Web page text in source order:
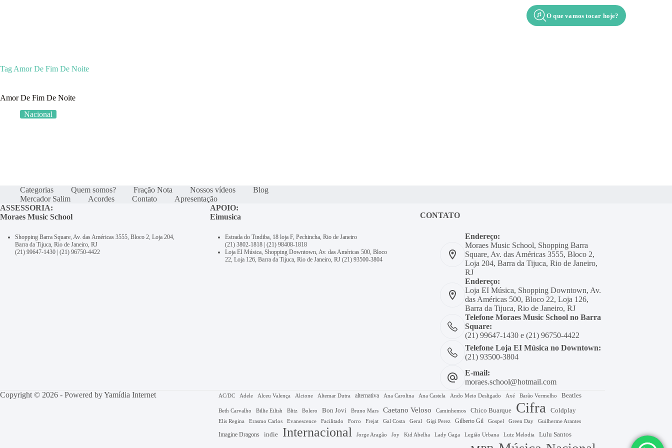
O que vamos tocar hoje?
Tag Amor De Fim De Noite
Amor De Fim De Noite
Nacional
Categorias Quem somos? Fração Nota Nossos vídeos
Blog
Mercador Salim
Acordes Contato
Apresentação
ASSESSORIA:
Moraes Music School
Shopping Barra Square, Av. das Américas 3555, Bloco 2, Loja 204,
Barra da Tijuca, Rio de Janeiro, RJ
(21) 99647-1430 | (21) 96750-4422
APOIO:
Eimusica
Estrada do Tindiba, 18 loja F, Pechincha, Rio de Janeiro
(21) 3802-1818| (21) 98408-1818
Loja EI Música, Shopping Downtown, Av. das Américas 500, Bloco
22, Loja 126, Barra da Tijuca, Rio de Janeiro, RJ (21) 93500-3804
CONTATO
Endereço:
Moraes Music School, Shopping Barra
Square, Av. das Américas 3555, Bloco 2,
Loja 204, Barra da Tijuca, Rio de Janeiro,
RJ
Endereço:
Loja EI Música, Shopping Downtown, Av.
das Américas 500, Bloco 22, Loja 126,
Barra da Tijuca, Rio de Janeiro, RJ
Telefone Moraes Music School no Barra
Square:
(21) 99647-1430 e (21) 96750-4422
Telefone Loja EI Música no Downtown:
(21) 93500-3804
E-mail:
moraes.school@hotmail.com
Copyright © 2026 - Powered byYamídia Internet AC/DC Adele Alceu Valença Alcione Altemar Dutra alternativa Ana Carolina Ana Castela Ando Meio Desligado Axé Barão Vermelho Beatles
Beth Carvalho Billie Eilish Blitz Bolero Bon Jovi Bruno Mars Caetano Veloso Caminhemos Chico Buarque Cifra Coldplay
Elis Regina Erasmo Carlos Evanescence Facilitado Forro Frejat Gal Costa Geral Gigi Perez Gilberto Gil Gospel Green Day Guilherme Arantes
Imagine Dragons indie Internacional Jorge Aragão Joy Kid Abelha Lady Gaga Legião Urbana Luiz Melodia Lulu Santos